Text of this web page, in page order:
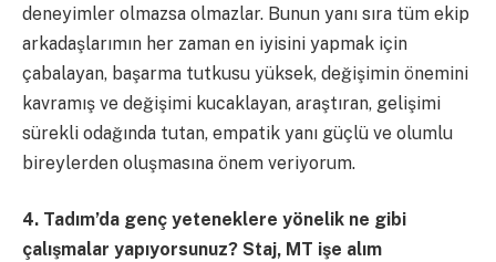
deneyimler olmazsa olmazlar. Bunun yanı sıra tüm ekip
arkadaşlarımın her zaman en iyisini yapmak için
çabalayan, başarma tutkusu yüksek, değişimin önemini
kavramış ve değişimi kucaklayan, araştıran, gelişimi
sürekli odağında tutan, empatik yanı güçlü ve olumlu
bireylerden oluşmasına önem veriyorum.
4. Tadım’da genç yeteneklere yönelik ne gibi
çalışmalar yapıyorsunuz? Staj, MT işe alım